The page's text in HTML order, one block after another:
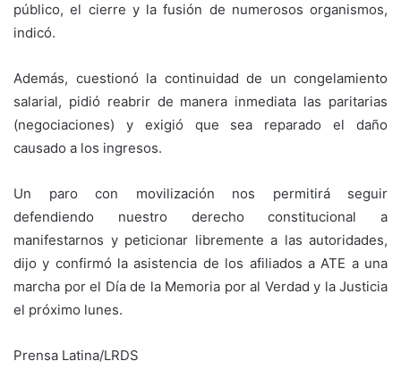
público, el cierre y la fusión de numerosos organismos,
indicó.
Además, cuestionó la continuidad de un congelamiento
salarial, pidió reabrir de manera inmediata las paritarias
(negociaciones) y exigió que sea reparado el daño
causado a los ingresos.
Un paro con movilización nos permitirá seguir
defendiendo nuestro derecho constitucional a
manifestarnos y peticionar libremente a las autoridades,
dijo y confirmó la asistencia de los afiliados a ATE a una
marcha por el Día de la Memoria por al Verdad y la Justicia
el próximo lunes.
Prensa Latina/LRDS